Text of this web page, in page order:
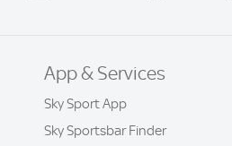
App & Services
Sky Sport App
Sky Sportsbar Finder